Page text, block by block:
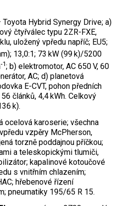
Toyota Hybrid Synergy Drive; a)
čtyřválec typu 2ZR-FXE,
uložený vpředu napříč; EU5;
13,0:1; 73 kW (99 k)/5200
‑1; b) elektromotor, AC 650 V, 60
AC; d) planetová
E-CVT, pohon předních
článků, 4,4 kWh. Celkový
k).
ocelová karoserie; všechna
vzpěry McPherson,
torzně poddajnou příčkou;
a teleskopic­kými tlumiči,
kapalinové kotoučové
s vnitřním chlazením;
hřebenové řízení
pneumatiky 195/65 R 15.